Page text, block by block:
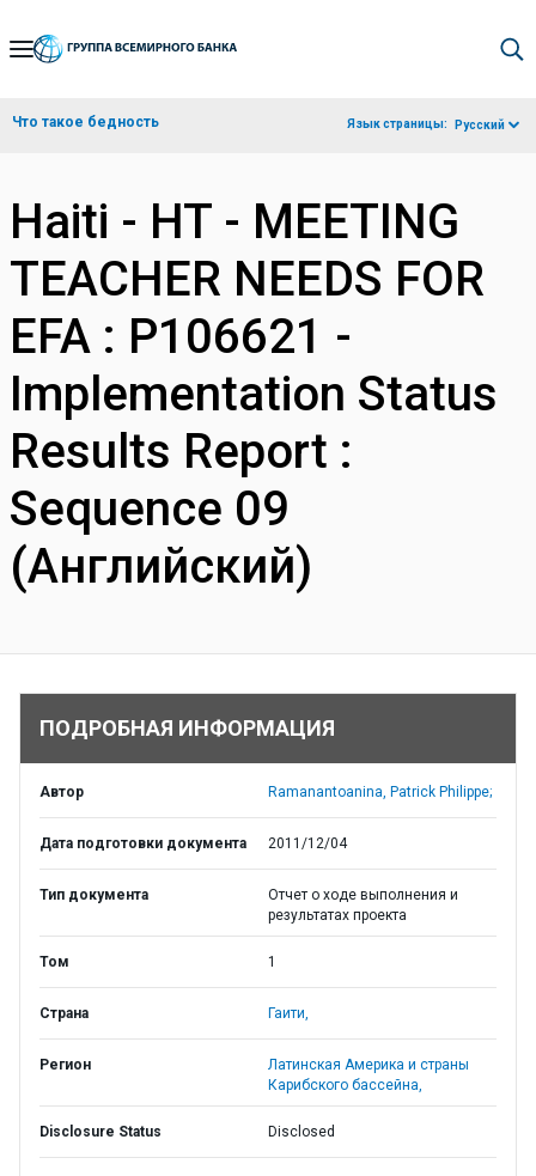
Skip
Navigation
Что такое бедность Язык страницы: Русский
Haiti - HT - MEETING
TEACHER NEEDS FOR
EFA : P106621 -
Implementation Status
Results Report :
Sequence 09
(Английский)
ПОДРОБНАЯ ИНФОРМАЦИЯ
Автор Ramanantoanina, Patrick Philippe;
Дата подготовки документа 2011/12/04
Тип документа
Отчет о ходе выполнения и
результатах проекта
Том 1
Страна Гаити,
Регион
Латинская Америка и страны
Карибского бассейна,
Disclosure Status Disclosed